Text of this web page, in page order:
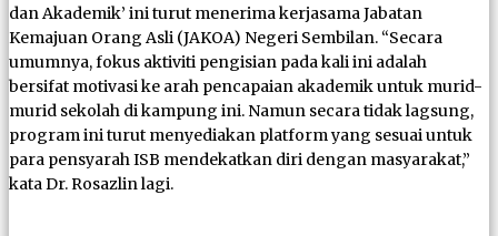
dan Akademik’ ini turut menerima kerjasama Jabatan
Kemajuan Orang Asli (JAKOA) Negeri Sembilan. “Secara
umumnya, fokus aktiviti pengisian pada kali ini adalah
bersifat motivasi ke arah pencapaian akademik untuk murid-
murid sekolah di kampung ini. Namun secara tidak lagsung,
program ini turut menyediakan platform yang sesuai untuk
para pensyarah ISB mendekatkan diri dengan masyarakat,”
kata Dr. Rosazlin lagi.